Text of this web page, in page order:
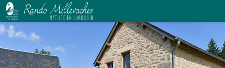
Liaison Saint-Merd-les-Oussines/Millevaches à vélo